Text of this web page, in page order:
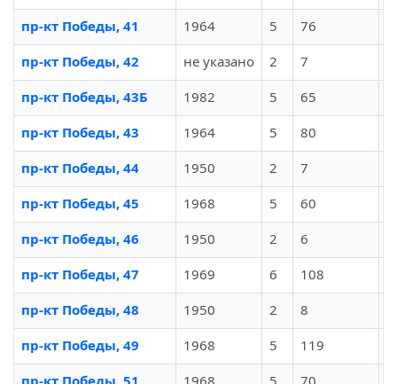
пр-кт Победы, 41
1964 5 76
пр-кт Победы, 42
не указано 2 7
пр-кт Победы, 43Б
1982 5 65
пр-кт Победы, 43
1964 5 80
пр-кт Победы, 44
1950 2 7
пр-кт Победы, 45
1968 5 60
пр-кт Победы, 46
1950 2 6
пр-кт Победы, 47
1969 6 108
пр-кт Победы, 48
1950 2 8
пр-кт Победы, 49
1968 5 119
пр-кт Победы, 51
1968 5 70